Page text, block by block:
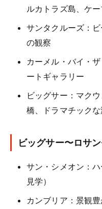
ルカトラズ島、ケ
サンタクルーズ：
の観察
カーメル・バイ・
ートギャラリー
ビッグサー：マク
橋、ドラマチック
ビッグサー〜ロサ
サン・シメオン：
見学）
カンブリア：景観